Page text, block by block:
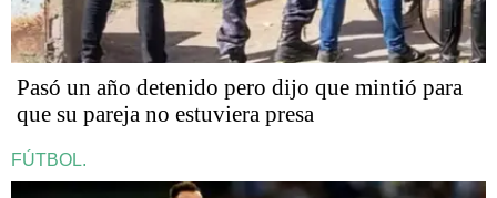
Pasó un año detenido pero dijo que mintió para
que su pareja no estuviera presa
FÚTBOL.